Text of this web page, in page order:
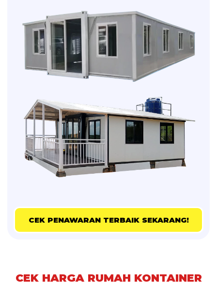
CEK PENAWARAN TERBAIK SEKARANG!
CEK HARGA RUMAH KONTAINER